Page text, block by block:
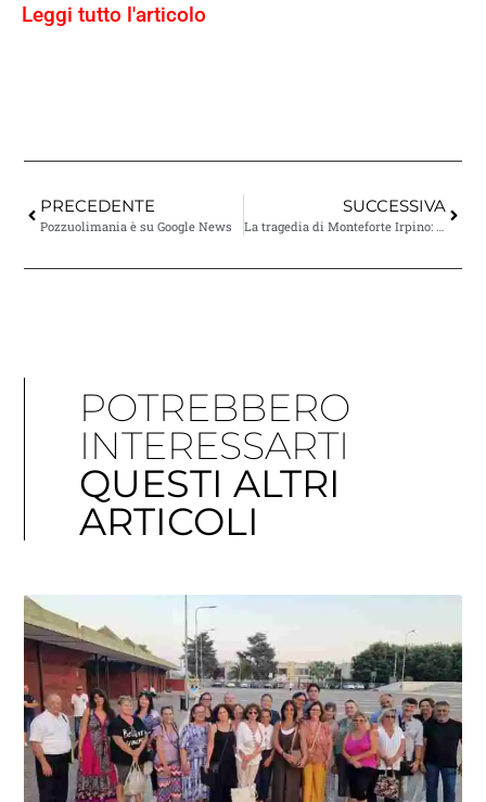
Leggi tutto l'articolo
PRECEDENTE
Pozzuolimania è su Google News
SUCCESSIVA
La tragedia di Monteforte Irpino: il ricordo delle vittime
POTREBBERO
INTERESSARTI
QUESTI ALTRI
ARTICOLI